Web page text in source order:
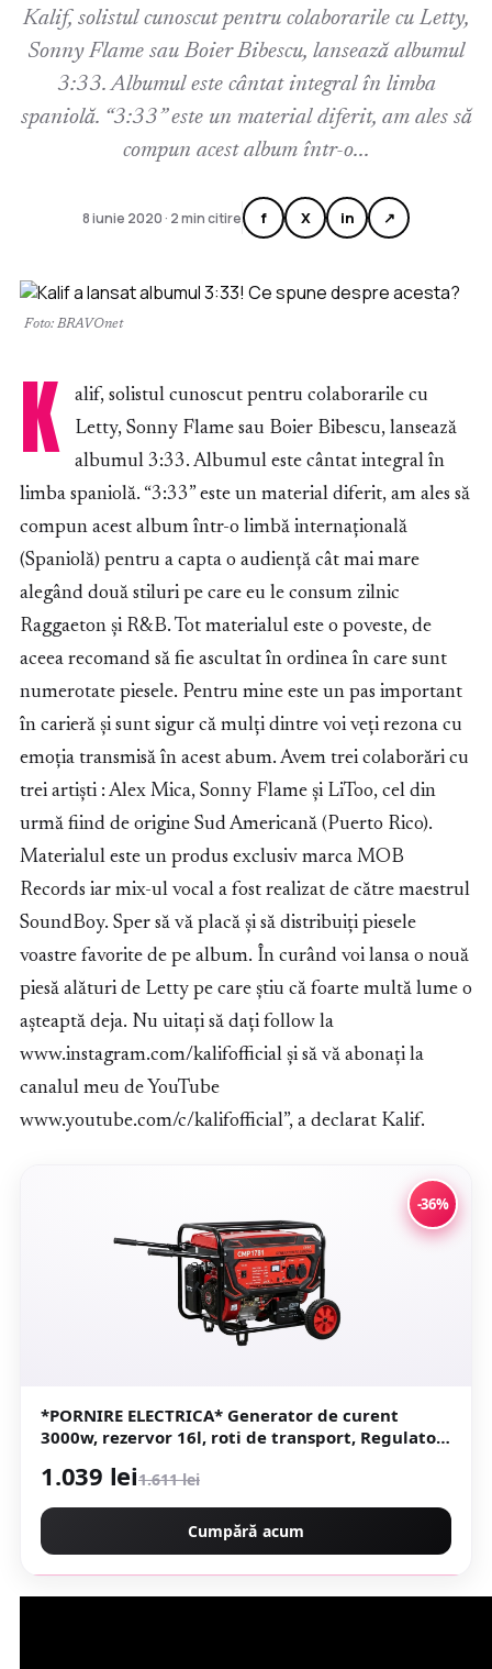
Kalif, solistul cunoscut pentru colaborarile cu Letty,
Sonny Flame sau Boier Bibescu, lansează albumul
3:33. Albumul este cântat integral în limba
spaniolă. “3:33” este un material diferit, am ales să
compun acest album într-o...
8 iunie 2020 · 2 min citire f X in ↗
Foto: BRAVOnet
K
alif, solistul cunoscut pentru colaborarile cu
Letty, Sonny Flame sau Boier Bibescu, lansează
albumul 3:33. Albumul este cântat integral în
limba spaniolă. “3:33” este un material diferit, am ales să
compun acest album într-o limbă internațională
(Spaniolă) pentru a capta o audiență cât mai mare
alegând două stiluri pe care eu le consum zilnic
Raggaeton și R&B. Tot materialul este o poveste, de
aceea recomand să fie ascultat în ordinea în care sunt
numerotate piesele. Pentru mine este un pas important
în carieră și sunt sigur că mulți dintre voi veți rezona cu
emoția transmisă în acest abum. Avem trei colaborări cu
trei artiști : Alex Mica, Sonny Flame și LiToo, cel din
urmă fiind de origine Sud Americană (Puerto Rico).
Materialul este un produs exclusiv marca MOB
Records iar mix-ul vocal a fost realizat de către maestrul
SoundBoy. Sper să vă placă și să distribuiți piesele
voastre favorite de pe album. În curând voi lansa o nouă
piesă alături de Letty pe care știu că foarte multă lume o
așteaptă deja. Nu uitați să dați follow la
www.instagram.com/kalifofficial și să vă abonați la
canalul meu de YouTube
www.youtube.com/c/kalifofficial”, a declarat Kalif.
-36%
*PORNIRE ELECTRICA* Generator de curent
3000w, rezervor 16l, roti de transport, Regulator
PROFESSIONAL CMP1781
1.039 lei1.611 lei
Cumpără acum